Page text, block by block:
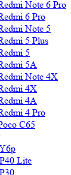
Note 6 Pro
6 Pro
Note 5
5 Plus
5
5A
Note 4X
4X
4A
4 Pro
C65
Lite